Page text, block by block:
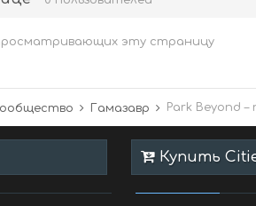
эту страницу
Гамазавр Park Beyond
Купить